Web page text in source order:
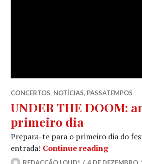
CONCERTOS, NOTÍCIAS, PASSATEMPOS
UNDER THE DOOM:
primeiro dia
Prepara-te para o primeiro dia do
entrada! Continue readingUNDER
REDACÇÃO LOUD! 4 DE